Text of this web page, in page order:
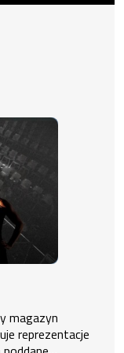
magazyn
reprezentacje